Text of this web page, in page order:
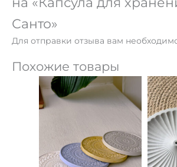
Санто»
Для отправки отзыва вам
Похожие товары
Этот
товар
имеет
несколько
вариаций.
Опции
можно